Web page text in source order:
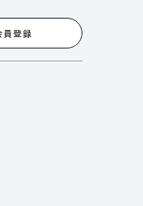
員登録